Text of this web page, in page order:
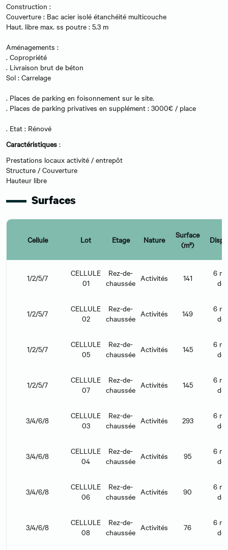
Construction :
Couverture : Bac acier isolé étanchéité multicouche
Haut. libre max. ss poutre : 5.3 m
Aménagements :
. Copropriété
. Livraison brut de béton
Sol : Carrelage
. Places de parking en foisonnement sur le site.
. Places de parking privatives en supplément : 3000€ / place
. Etat : Rénové
Caractéristiques :
Prestations locaux activité / entrepôt
Structure / Couverture
Hauteur libre
Surfaces
Cellule Lot Etage Nature
Surface
(m²)
1/2/5/7
CELLULE
01
Rez-de-
chaussée Activités 141
6
1/2/5/7
CELLULE
02
Rez-de-
chaussée Activités 149
6
1/2/5/7
CELLULE
05
Rez-de-
chaussée Activités 145
6
1/2/5/7
CELLULE
07
Rez-de-
chaussée Activités 145
6
3/4/6/8
CELLULE
03
Rez-de-
chaussée Activités 293
6
3/4/6/8
CELLULE
04
Rez-de-
chaussée Activités 95
6
3/4/6/8
CELLULE
06
Rez-de-
chaussée Activités 90
6
3/4/6/8
CELLULE
08
Rez-de-
chaussée Activités 76
6